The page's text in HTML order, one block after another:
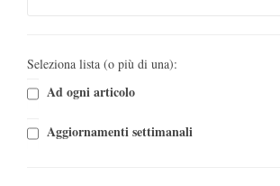
Seleziona lista (o più di una):
Ad ogni articolo
Aggiornamenti settimanali